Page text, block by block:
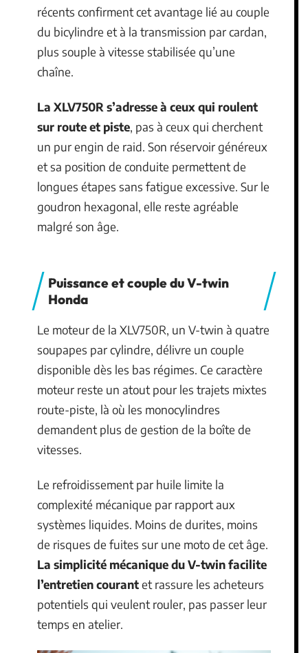
récents confirment cet avantage lié au couple
du bicylindre et à la transmission par cardan,
plus souple à vitesse stabilisée qu’une
chaîne.
La XLV750R s’adresse à ceux qui roulent
sur route et piste, pas à ceux qui cherchent
un pur engin de raid. Son réservoir généreux
et sa position de conduite permettent de
longues étapes sans fatigue excessive. Sur le
goudron hexagonal, elle reste agréable
malgré son âge.
Puissance et couple du V-twin
Honda
Le moteur de la XLV750R, un V-twin à quatre
soupapes par cylindre, délivre un couple
disponible dès les bas régimes. Ce caractère
moteur reste un atout pour les trajets mixtes
route-piste, là où les monocylindres
demandent plus de gestion de la boîte de
vitesses.
Le refroidissement par huile limite la
complexité mécanique par rapport aux
systèmes liquides. Moins de durites, moins
de risques de fuites sur une moto de cet âge.
La simplicité mécanique du V-twin facilite
l’entretien courantet rassure les acheteurs
potentiels qui veulent rouler, pas passer leur
temps en atelier.